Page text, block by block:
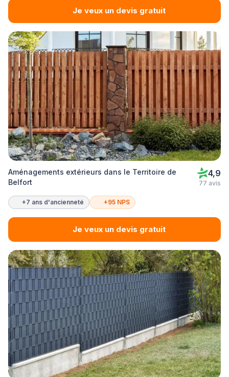
Je veux un devis gratuit
Aménagements extérieurs dans le Territoire de
Belfort
4,9
77 avis
+7 ans d'ancienneté +95 NPS
Je veux un devis gratuit